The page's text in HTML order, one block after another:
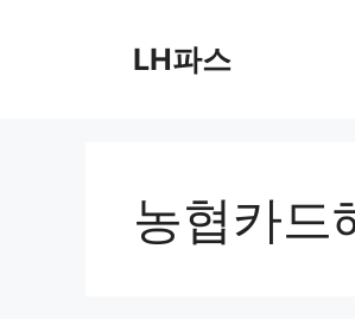
LH파스
농협카드